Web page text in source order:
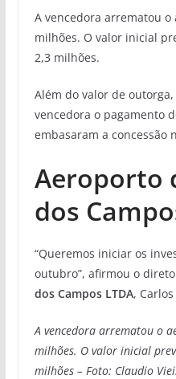
A vencedora arrematou o
milhões. O valor inicial
2,3 milhões.
Além do valor de
vencedora o pagamento
embasaram a concessão
Aeroporto
dos
“Queremos iniciar os
outubro”, afirmou o
dos Campos LTDA,
A vencedora arrematou o
milhões. O valor inicial
milhões – Foto: Claudio